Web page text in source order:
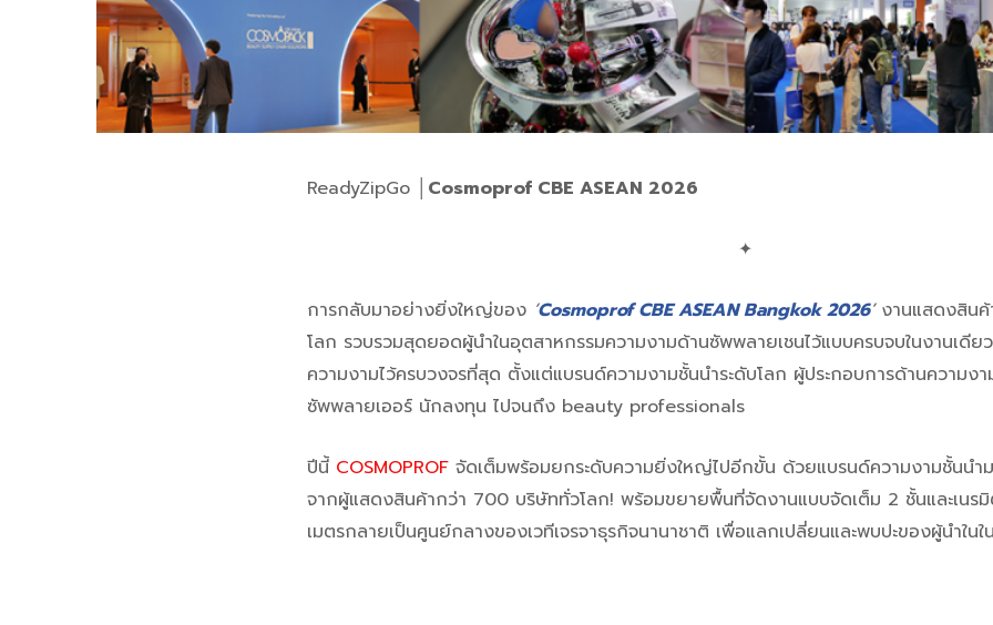
ReadyZipGo │ Cosmoprof CBE ASEAN 2026
✦
การกลับมาอย่างยิ่งใหญ่ของ ‘Cosmoprof CBE ASEAN Bangkok 2026’งานแสดงสินค้
โลก รวบรวมสุดยอดผู้นำในอุตสาหกรรมความงามด้านซัพพลายเชนไว้แบบครบจบในงานเดี
ความงามไว้ครบวงจรที่สุด ตั้งแต่แบรนด์ความงามชั้นนำระดับโลก ผู้ประกอบการด้านความง
ซัพพลายเออร์ นักลงทุน ไปจนถึง beauty professionals
ปีนี้ COSMOPROF จัดเต็มพร้อมยกระดับความยิ่งใหญ่ไปอีกขั้น ด้วยแบรนด์ความงามชั้นน
จากผู้แสดงสินค้ากว่า 700 บริษัททั่วโลก! พร้อมขยายพื้นที่จัดงานแบบจัดเต็ม 2 ชั้นและเนร
เมตรกลายเป็นศูนย์กลางของเวทีเจรจาธุรกิจนานาชาติ เพื่อแลกเปลี่ยนและพบปะของผู้นำใน